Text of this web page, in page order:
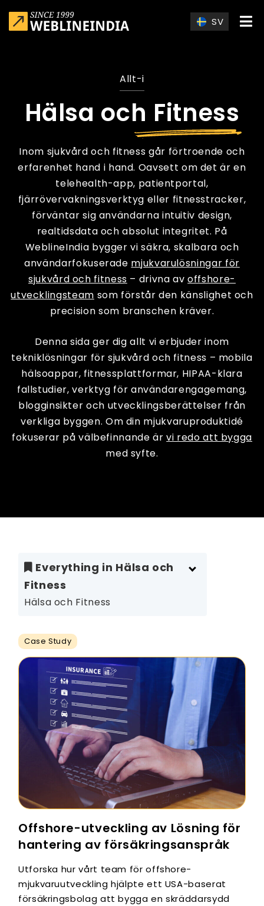
SV
Allt-i
Hälsa och Fitness
Inom sjukvård och fitness går förtroende och
erfarenhet hand i hand. Oavsett om det är en
telehealth-app, patientportal,
fjärrövervakningsverktyg eller fitnesstracker,
förväntar sig användarna intuitiv design,
realtidsdata och absolut integritet. På
WeblineIndia bygger vi säkra, skalbara och
användarfokuserade mjukvarulösningar för
sjukvård och fitness – drivna avoffshore-
utvecklingsteam som förstår den känslighet och
precision som branschen kräver.
Denna sida ger dig allt vi erbjuder inom
tekniklösningar för sjukvård och fitness – mobila
hälsoappar, fitnessplattformar, HIPAA-klara
fallstudier, verktyg för användarengagemang,
blogginsikter och utvecklingsberättelser från
verkliga byggen. Om din mjukvaruproduktidé
fokuserar på välbefinnande ärvi redo att bygga
med syfte.
Everything in Hälsa och
Fitness
Hälsa och Fitness
Case Study
Offshore-utveckling av Lösning för
hantering av försäkringsanspråk
Utforska hur vårt team för offshore-
mjukvaruutveckling hjälpte ett USA-baserat
försäkringsbolag att bygga en skräddarsydd